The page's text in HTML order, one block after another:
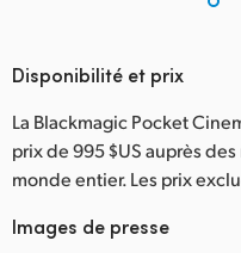
Disponibilité et prix
La Blackmagic Pocket
prix de 995 $US auprès
monde entier. Les prix
Images de presse